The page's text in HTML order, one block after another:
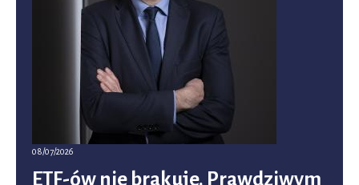
kapitałowego
08/07/2026
ETF-ów nie brakuje. Prawdziwym